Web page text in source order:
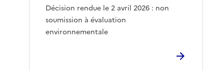
Décision rendue le 2 avril 2026 : non
soumission à évaluation
environnementale